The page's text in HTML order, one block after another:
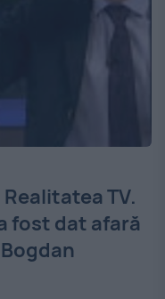
Realitatea TV.
fost dat afară